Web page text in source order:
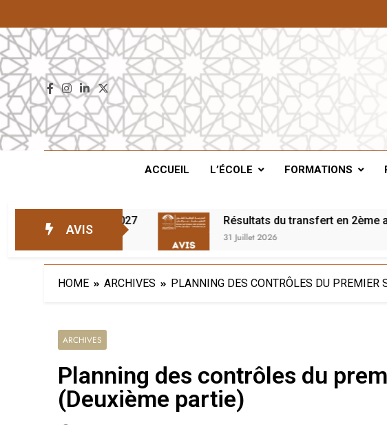
ENSA De
ACCUEIL L’ÉCOLE FORMATIONS
AVIS
– 2026/2027 Résultats du transfert en 2ème
31 Juillet 2026
HOME ARCHIVES PLANNING DES CONTRÔLES DU PREMIER
ARCHIVES
Planning des contrôles du
(Deuxième partie)